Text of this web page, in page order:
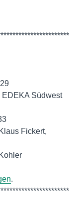
EDEKA Südwest
Fickert,
.